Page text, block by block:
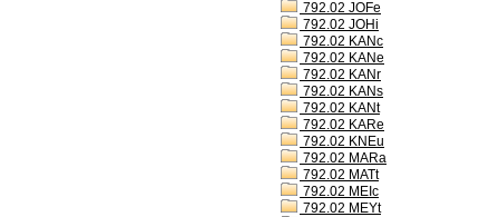
792.02 JOFe
792.02 JOHi
792.02 KANc
792.02 KANe
792.02 KANr
792.02 KANs
792.02 KANt
792.02 KARe
792.02 KNEu
792.02 MARa
792.02 MATt
792.02 MEIc
792.02 MEYt